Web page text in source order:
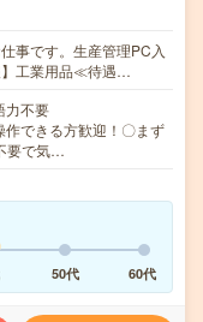
事です。生産管理PC入
】工業用品≪待遇…
力不要
できる方歓迎！〇まず
要で気…
50代 60代